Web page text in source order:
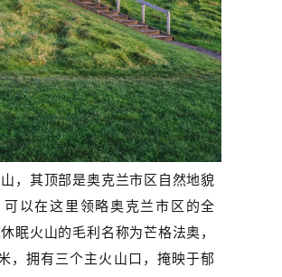
， 其顶部是奥克兰市区自然地貌
可以在这里领略奥克兰市区的全
眠火山的毛利名称为芒格法奥，
，拥有三个主火山口，掩映于郁